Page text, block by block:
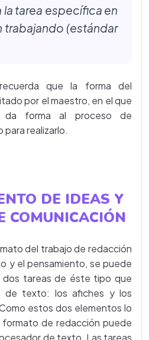
tarea específica en
trabajando (estándar
que la forma del
por el maestro, en el que
da forma al proceso de
realizarlo.
DE IDEAS Y
COMUNICACIÓN
del trabajo de redacción
y el pensamiento, se puede
dos tareas de éste tipo que
de texto: los afiches y los
estos dos elementos lo
de redacción puede
de texto. Las tareas